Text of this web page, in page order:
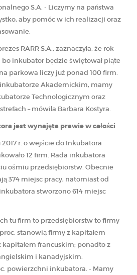
S.A. - Liczymy na państwa
aby pomóc w ich realizacji oraz
RARR S.A., zaznaczyła, że rok
bo inkubator będzie świętował piąte
parkowa liczy już ponad 100 firm.
Akademickim, mamy
Technologicznym oraz
– mówiła Barbara Kostyra.
jest wynajęta prawie w całości
r. o wejście do Inkubatora
12 firm. Rada inkubatora
ośmiu przedsiębiorstw. Obecnie
374 miejsc pracy, natomiast od
stworzono 614 miejsc
tu firm to przedsiębiorstw to firmy
stanowią firmy z kapitałem
kapitałem francuskim; ponadto z
i kanadyjskim.
powierzchni inkubatora. - Mamy